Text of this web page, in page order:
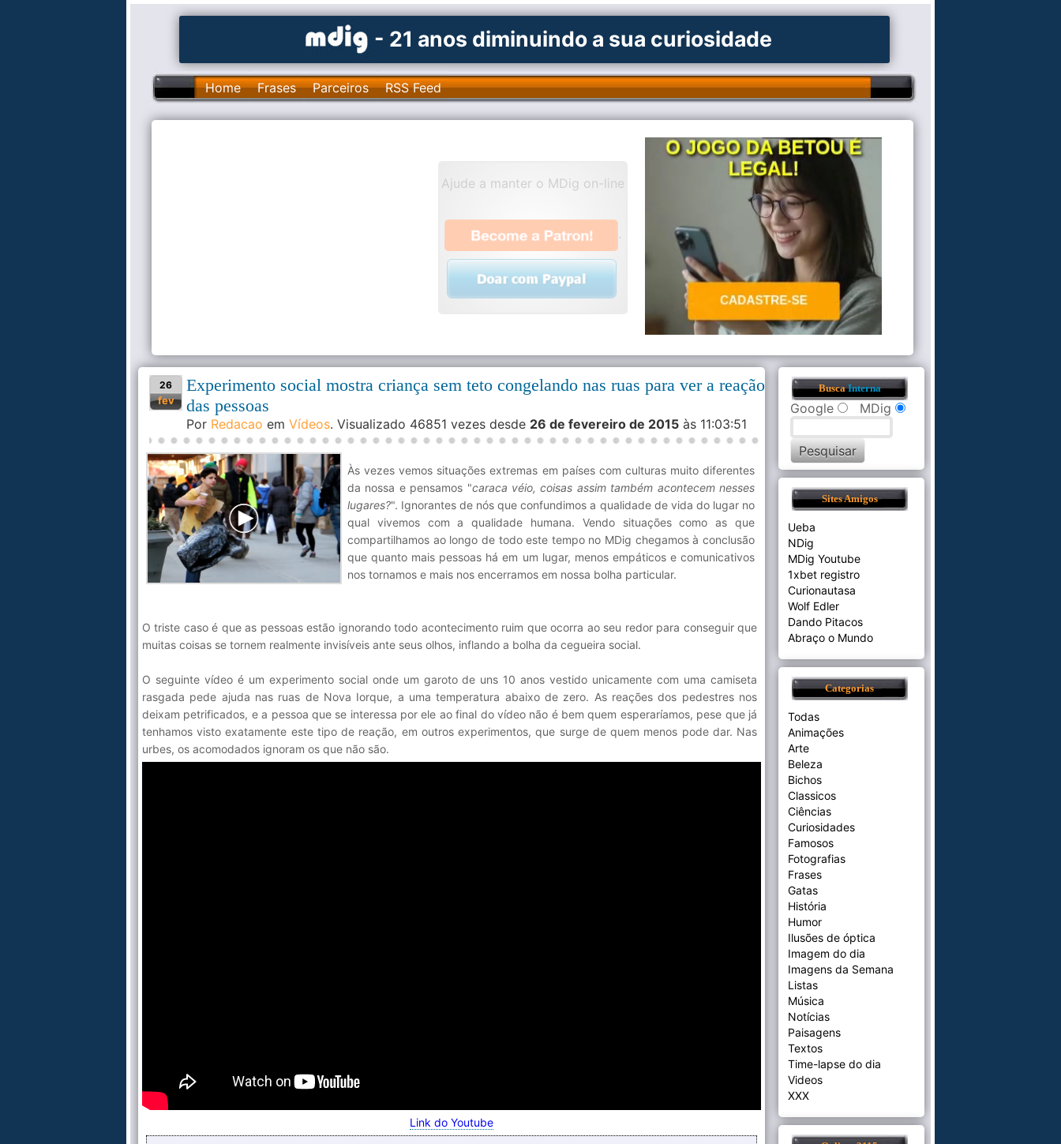
- 21 anos diminuindo a sua curiosidade
Home Frases Parceiros RSS Feed
Ajude a manter o MDig on-line
.
26
fev
Experimento social mostra criança sem teto congelando nas ruas para ver a reação
das pessoas
Por Redacao em Vídeos. Visualizado 46851 vezes desde 26 de fevereiro de 2015 às 11:03:51
Às vezes vemos situações extremas em países com culturas muito diferentes
da nossa e pensamos "caraca véio, coisas assim também acontecem nesses
lugares?". Ignorantes de nós que confundimos a qualidade de vida do lugar no
qual vivemos com a qualidade humana. Vendo situações como as que
compartilhamos ao longo de todo este tempo no MDig chegamos à conclusão
que quanto mais pessoas há em um lugar, menos empáticos e comunicativos
nos tornamos e mais nos encerramos em nossa bolha particular.
O triste caso é que as pessoas estão ignorando todo acontecimento ruim que ocorra ao seu redor para conseguir que
muitas coisas se tornem realmente invisíveis ante seus olhos, inflando a bolha da cegueira social.
O seguinte vídeo é um experimento social onde um garoto de uns 10 anos vestido unicamente com uma camiseta
rasgada pede ajuda nas ruas de Nova Iorque, a uma temperatura abaixo de zero. As reações dos pedestres nos
deixam petrificados, e a pessoa que se interessa por ele ao final do vídeo não é bem quem esperaríamos, pese que já
tenhamos visto exatamente este tipo de reação, em outros experimentos, que surge de quem menos pode dar. Nas
urbes, os acomodados ignoram os que não são.
Link do Youtube
BuscaInterna
Google MDig
Sites Amigos
Ueba
NDig
MDig Youtube
1xbet registro
Curionautasa
Wolf Edler
Dando Pitacos
Abraço o Mundo
Categorias
Todas
Animações
Arte
Beleza
Bichos
Classicos
Ciências
Curiosidades
Famosos
Fotografias
Frases
Gatas
História
Humor
Ilusões de óptica
Imagem do dia
Imagens da Semana
Listas
Música
Notícias
Paisagens
Textos
Time-lapse do dia
Videos
XXX